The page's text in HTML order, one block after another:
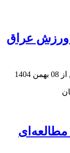
ورزش عراق
08 بهمن 1404
مطالعه‌ای